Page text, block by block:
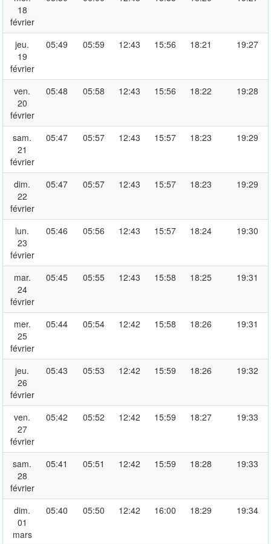
18
février
jeu.
19
février
05:49 05:59 12:43 15:56 18:21 19:27
ven.
20
février
05:48 05:58 12:43 15:56 18:22 19:28
sam.
21
février
05:47 05:57 12:43 15:57 18:23 19:29
dim.
22
février
05:47 05:57 12:43 15:57 18:23 19:29
lun.
23
février
05:46 05:56 12:43 15:57 18:24 19:30
mar.
24
février
05:45 05:55 12:43 15:58 18:25 19:31
mer.
25
février
05:44 05:54 12:42 15:58 18:26 19:31
jeu.
26
février
05:43 05:53 12:42 15:59 18:26 19:32
ven.
27
février
05:42 05:52 12:42 15:59 18:27 19:33
sam.
28
février
05:41 05:51 12:42 15:59 18:28 19:33
dim.
01
mars
05:40 05:50 12:42 16:00 18:29 19:34